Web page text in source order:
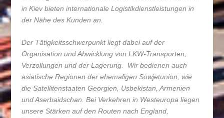
in Kiev bieten internationale Logistikdienstleistungen in
der Nähe des Kunden an.
Der Tätigkeitsschwerpunkt liegt dabei auf der
Organisation und Abwicklung von LKW-Transporten,
Verzollungen und der Lagerung. Wir bedienen auch
asiatische Regionen der ehemaligen Sowjetunion, wie
die Satellitenstaaten Georgien, Usbekistan, Armenien
und Aserbaidschan. Bei Verkehren in Westeuropa liegen
unsere Stärken auf den Routen nach England,